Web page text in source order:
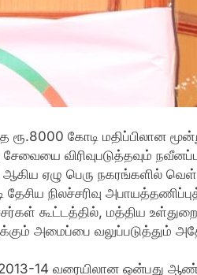
ரூ.8000 கோடி மதிப்பிலான
விரிவுபடுத்தவும்
ஏழு பெரு நகரங்களில்
நிலச்சரிவு
கூட்டத்தில், மத்திய
அமைப்பை வலுப்படுத்தும் அதே
2013-14 வரையிலான ஒன்பது